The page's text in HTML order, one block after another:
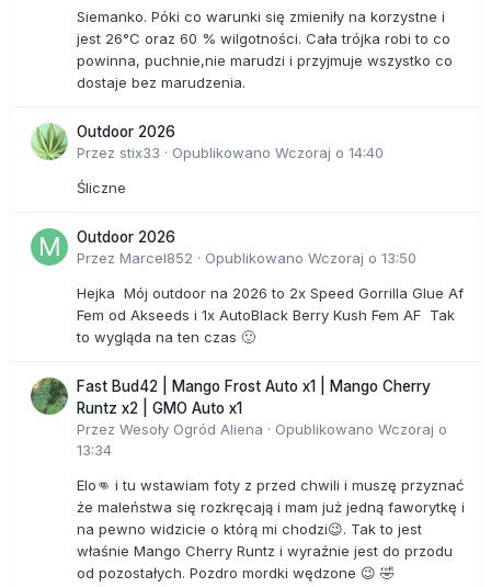
Siemanko. Póki co warunki się zmieniły na korzystne i
jest 26°C oraz 60 % wilgotności. Cała trójka robi to co
powinna, puchnie,nie marudzi i przyjmuje wszystko co
dostaje bez marudzenia.
Outdoor 2026
Przez stix33 · Opublikowano Wczoraj o 14:40
Śliczne
Outdoor 2026
Przez Marcel852 · Opublikowano Wczoraj o 13:50
Hejka Mój outdoor na 2026 to 2x Speed Gorrilla Glue Af
Fem od Akseeds i 1x AutoBlack Berry Kush Fem AF Tak
to wygląda na ten czas 🙂
Fast Bud42 | Mango Frost Auto x1 | Mango Cherry
Runtz x2 | GMO Auto x1
Przez Wesoły Ogród Aliena · Opublikowano Wczoraj o
13:34
Elo👊 i tu wstawiam foty z przed chwili i muszę przyznać
że maleństwa się rozkręcają i mam już jedną faworytkę i
na pewno widzicie o którą mi chodzi😉. Tak to jest
właśnie Mango Cherry Runtz i wyraźnie jest do przodu
od pozostałych. Pozdro mordki wędzone 😉 🤣